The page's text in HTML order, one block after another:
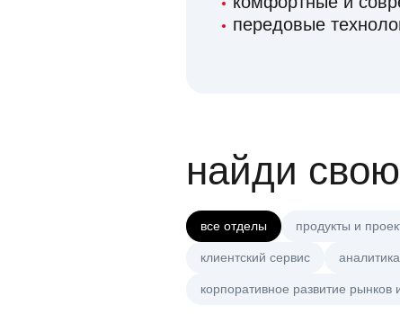
передовые
найди
все отделы продукты и
клиентский сервис аналитика
корпоративное развитие рынков